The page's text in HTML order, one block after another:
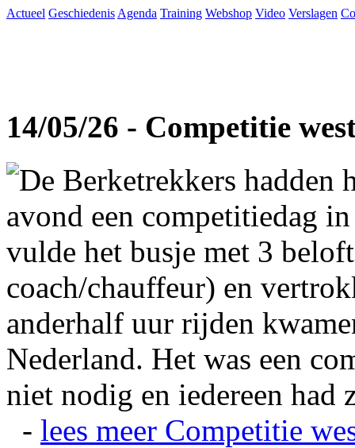
Actueel Geschiedenis Agenda Training Webshop Video Verslagen
14/05/26 - Competitie
De Berketrekkers hadden
avond een competitiedag
vulde het busje met 3
coach/chauffeur) en
anderhalf uur rijden
Nederland. Het was een
niet nodig en iedereen
- lees meer Competitie